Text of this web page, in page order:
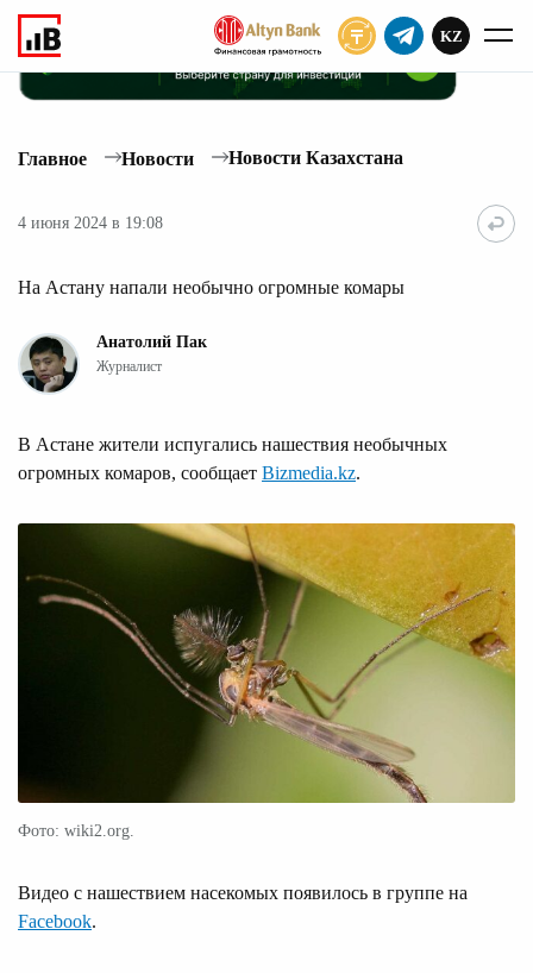
KZ
Главное Новости Новости Казахстана
4 июня 2024 в 19:08
На Астану напали необычно огромные комары
Анатолий Пак
Журналист
В Астане жители испугались нашествия необычных
огромных комаров, сообщает Bizmedia.kz.
Фото: wiki2.org.
Видео с нашествием насекомых появилось в группе на
Facebook.